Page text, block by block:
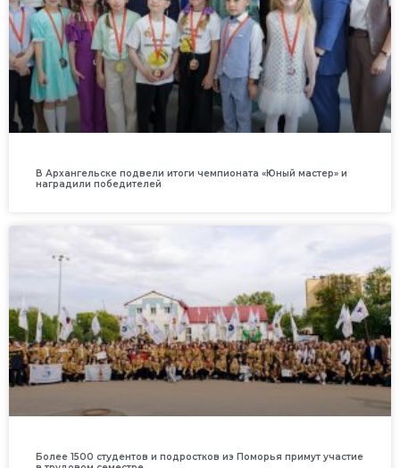
В Архангельске подвели итоги чемпионата «Юный мастер» и
наградили победителей
Более 1500 студентов и подростков из Поморья примут участие